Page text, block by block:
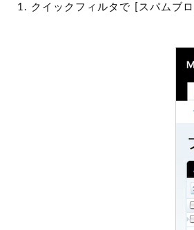
クイックフィルタで [スパムブ